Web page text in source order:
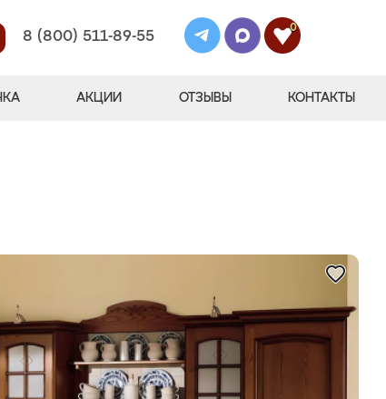
8 (800) 511-89-55
0
АКЦИИ ОТЗЫВЫ КОНТАКТЫ